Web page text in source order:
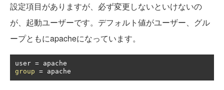
設定項目がありますが、必ず変更しないといけないの
が、起動ユーザーです。デフォルト値がユーザー、グル
ープともにapacheになっています。
user =
group = apache